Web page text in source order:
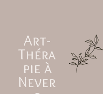
Art-
Théra
pie à
Never